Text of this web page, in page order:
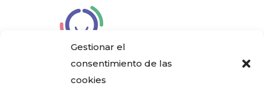
Gestionar el
consentimiento de las
cookies